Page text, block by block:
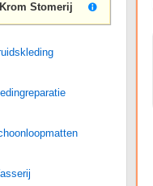
Krom Stomerij